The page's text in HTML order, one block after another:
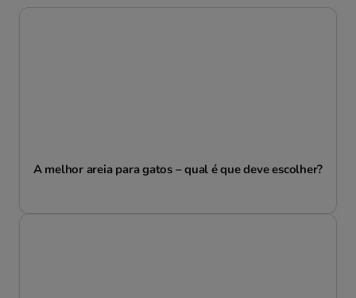
A melhor areia para gatos – qual é que deve escolher?